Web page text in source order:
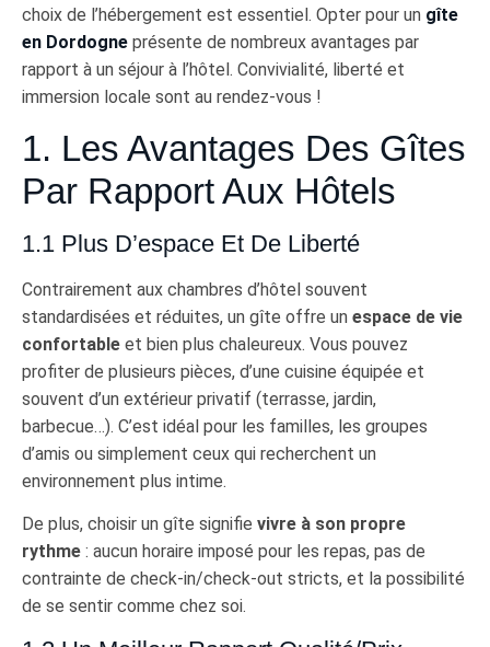
choix de l’hébergement est essentiel. Opter pour un gîte
en Dordogne présente de nombreux avantages par
rapport à un séjour à l’hôtel. Convivialité, liberté et
immersion locale sont au rendez-vous !
1. Les Avantages Des Gîtes
Par Rapport Aux Hôtels
1.1 Plus D’espace Et De Liberté
Contrairement aux chambres d’hôtel souvent
standardisées et réduites, un gîte offre un espace de vie
confortable et bien plus chaleureux. Vous pouvez
profiter de plusieurs pièces, d’une cuisine équipée et
souvent d’un extérieur privatif (terrasse, jardin,
barbecue…). C’est idéal pour les familles, les groupes
d’amis ou simplement ceux qui recherchent un
environnement plus intime.
De plus, choisir un gîte signifie vivre à son propre
rythme : aucun horaire imposé pour les repas, pas de
contrainte de check-in/check-out stricts, et la possibilité
de se sentir comme chez soi.